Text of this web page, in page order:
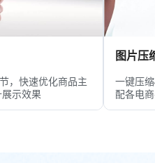
，快速优化商品主
示效果
图片压
一键压
配各电